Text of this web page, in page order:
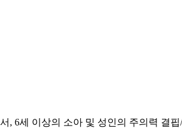
, 6세 이상의 소아 및 성인의 주의력 결